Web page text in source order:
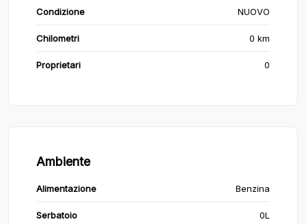
Condizione NUOVO
Chilometri 0 km
Proprietari 0
Ambiente
Alimentazione Benzina
Serbatoio 0L